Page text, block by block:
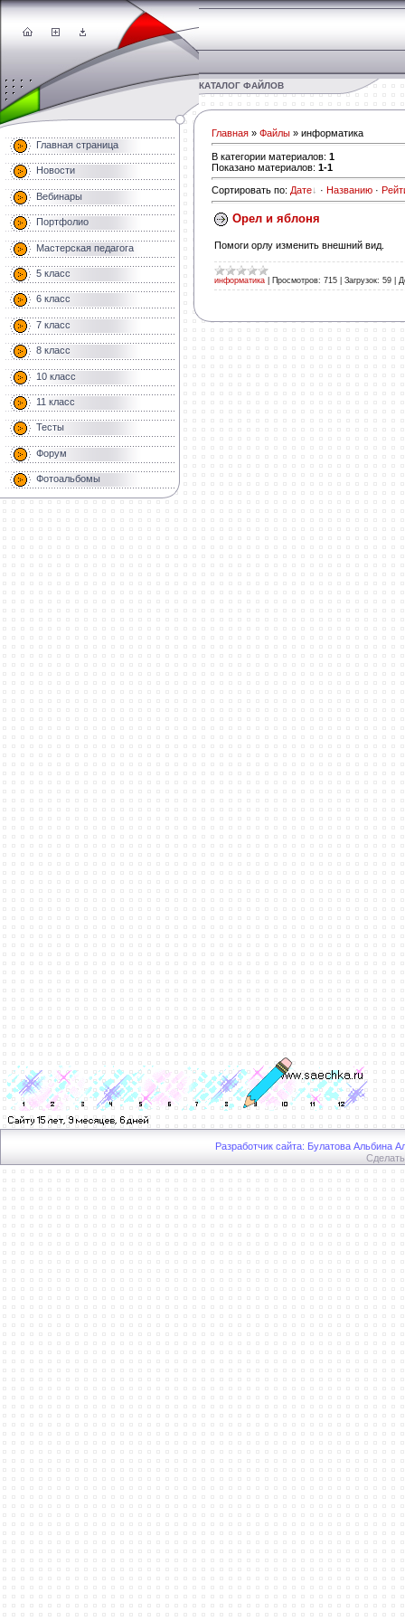
КАТАЛОГ ФАЙЛОВ
Главная страница
Новости
Вебинары
Портфолио
Мастерская педагога
5 класс
6 класс
7 класс
8 класс
10 класс
11 класс
Тесты
Форум
Фотоальбомы
Главная » Файлы » информатика
В категории материалов: 1
Показано материалов: 1-1
Сортировать по: Дате · Названию ·
Орел и яблоня
Помоги орлу изменить внешний вид.
информатика Просмотров: 715 Загрузок: 59
Разработчик сайта: Булатова Альбина